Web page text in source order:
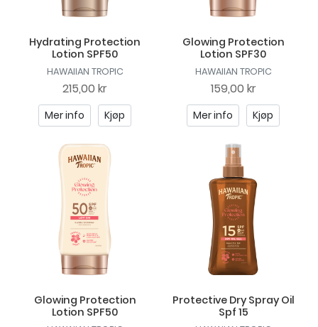
Hydrating Protection
Lotion SPF50
HAWAIIAN TROPIC
215,00 kr
Mer info Kjøp
Glowing Protection
Lotion SPF30
HAWAIIAN TROPIC
159,00 kr
Mer info Kjøp
Glowing Protection
Lotion SPF50
Protective Dry Spray Oil
Spf 15